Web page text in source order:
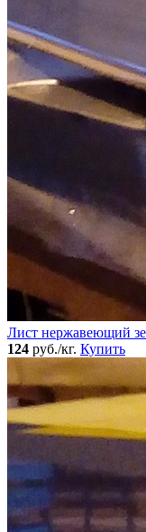
Лист нержавеющий
124 руб./кг. Купить